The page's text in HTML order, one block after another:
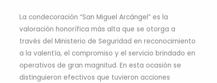
La condecoración “San Miguel Arcángel” es la
valoración honorífica más alta que se otorga a
través del Ministerio de Seguridad en reconocimiento
a la valentía, el compromiso y el servicio brindado en
operativos de gran magnitud. En esta ocasión se
distinguieron efectivos que tuvieron acciones